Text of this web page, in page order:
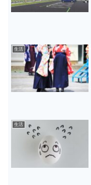
生活
生活